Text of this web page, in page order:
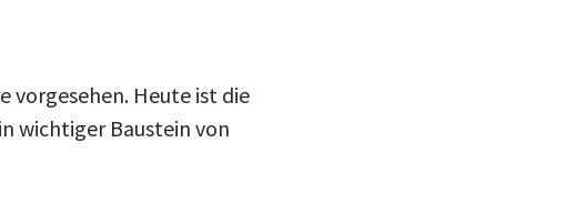
vorgesehen. Heute ist die
wichtiger Baustein von